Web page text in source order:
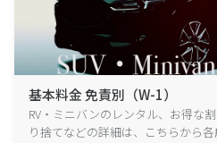
基本料金 免責別（W-1）
RV・ミニバンのレンタル、お得な
り捨てなどの詳細は、こちらから各